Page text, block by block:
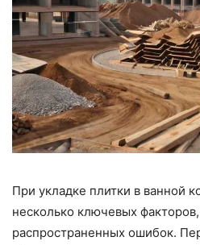
При укладке плитки в ванной
несколько ключевых
распространенных ошибок.